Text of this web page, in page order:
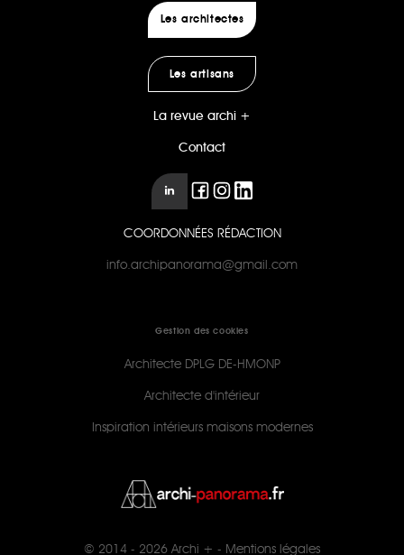
Les architectes
Les artisans
La revue archi +
Contact
COORDONNÉES RÉDACTION
info.archipanorama@gmail.com
Gestion des cookies
Architecte DPLG DE-HMONP
Architecte d'intérieur
Inspiration intérieurs maisons modernes
© 2014 - 2026 Archi + - Mentions légales